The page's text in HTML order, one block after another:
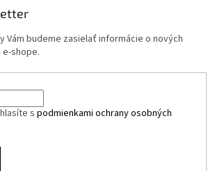
Vám budeme zasielať informácie o nových
shope.
s podmienkami ochrany osobných